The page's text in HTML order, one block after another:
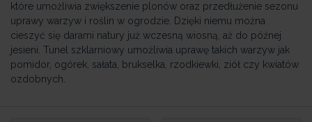
które umożliwia zwiększenie plonów oraz przedłużenie sezonu
uprawy warzyw i roślin w ogrodzie. Dzięki niemu można
cieszyć się darami natury już wczesną wiosną, aż do późnej
jesieni. Tunel szklarniowy umożliwia uprawę takich warzyw jak
pomidor, ogórek, sałata, brukselka, rzodkiewki, ziół czy kwiatów
ozdobnych.